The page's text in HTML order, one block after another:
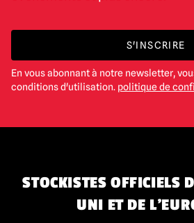
S'INSCRIRE
En vous abonnant à notre newsletter,
conditions d'utilisation. politique de
STOCKISTES OFFICIELS
UNI ET DE